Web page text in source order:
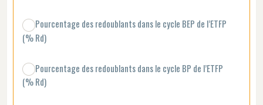
Pourcentage des redoublants dans le cycle BEP de l’ETFP
(% Rd)
Pourcentage des redoublants dans le cycle BP de l’ETFP
(% Rd)